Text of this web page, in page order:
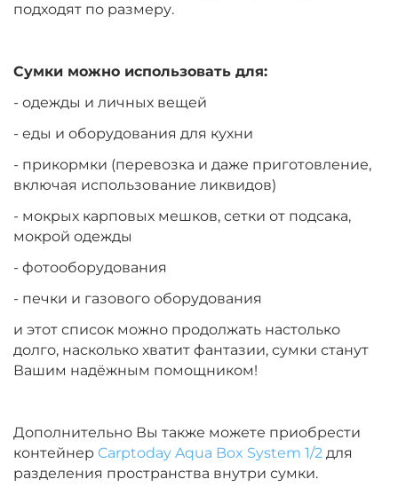
подходят по размеру.
Сумки можно использовать для:
- одежды и личных вещей
- еды и оборудования для кухни
- прикормки (перевозка и даже приготовление,
включая использование ликвидов)
- мокрых карповых мешков, сетки от подсака,
мокрой одежды
- фотооборудования
- печки и газового оборудования
и этот список можно продолжать настолько
долго, насколько хватит фантазии, сумки станут
Вашим надёжным помощником!
Дополнительно Вы также можете приобрести
контейнер Carptoday Aqua Box System 1/2 для
разделения пространства внутри сумки.